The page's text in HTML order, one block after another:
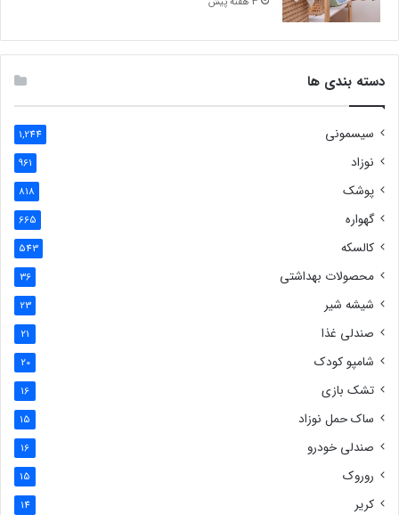
دسته بندی ها
سیسمونی 1,244
نوزاد 961
پوشک 818
گهواره 665
کالسکه 543
محصولات بهداشتی 36
شیشه شیر 23
صندلی غذا 21
شامپو کودک 20
تشک بازی 16
ساک حمل نوزاد 15
صندلی خودرو 16
روروک 15
کریر 14